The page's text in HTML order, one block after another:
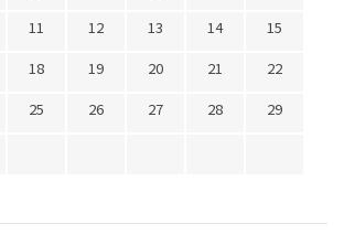
11 12 13 14
15
18 19 20 21
22
25 26 27 28
29